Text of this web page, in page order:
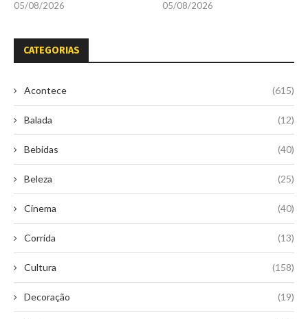
05/08/2026 05/08/2026
CATEGORIAS
Acontece (615)
Balada (12)
Bebidas (40)
Beleza (25)
Cinema (40)
Corrida (13)
Cultura (158)
Decoração (19)